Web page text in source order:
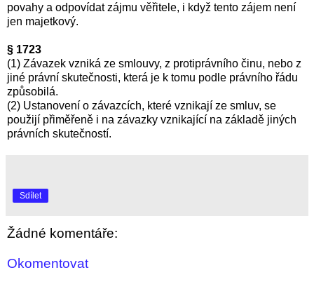
povahy a odpovídat zájmu věřitele, i když tento zájem není
jen majetkový.
§ 1723
(1) Závazek vzniká ze smlouvy, z protiprávního činu, nebo z
jiné právní skutečnosti, která je k tomu podle právního řádu
způsobilá.
(2) Ustanovení o závazcích, které vznikají ze smluv, se
použijí přiměřeně i na závazky vznikající na základě jiných
právních skutečností.
Sdílet
Žádné komentáře:
Okomentovat